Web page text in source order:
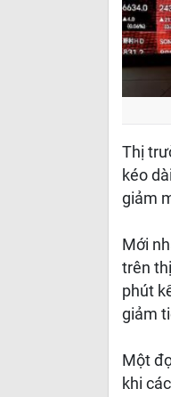
Thị
kéo
giảm
Mới
trên
phút
giảm
Một
khi